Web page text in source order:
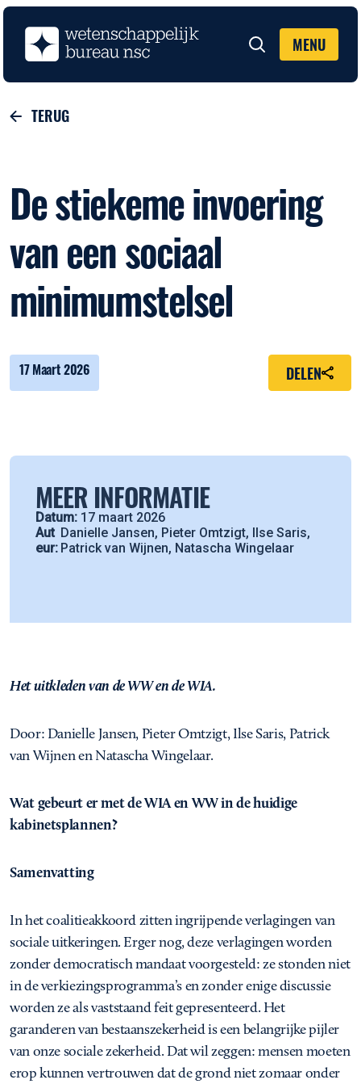
Zoeken MENU
TERUG
De stiekeme invoering
van een sociaal
minimumstelsel
17 Maart 2026 DELEN
MEER INFORMATIE
Datum: 17 maart 2026
Aut
eur:
Danielle Jansen, Pieter Omtzigt, Ilse Saris,
Patrick van Wijnen, Natascha Wingelaar
Het uitkleden van de WW en de WIA.
Door: Danielle Jansen, Pieter Omtzigt, Ilse Saris, Patrick
van Wijnen en Natascha Wingelaar.
Wat gebeurt er met de WIA en WW in de huidige
kabinetsplannen?
Samenvatting
In het coalitieakkoord zitten ingrijpende verlagingen van
sociale uitkeringen. Erger nog, deze verlagingen worden
zonder democratisch mandaat voorgesteld: ze stonden niet
in de verkiezingsprogramma’s en zonder enige discussie
worden ze als vaststaand feit gepresenteerd. Het
garanderen van bestaanszekerheid is een belangrijke pijler
van onze sociale zekerheid. Dat wil zeggen: mensen moeten
erop kunnen vertrouwen dat de grond niet zomaar onder